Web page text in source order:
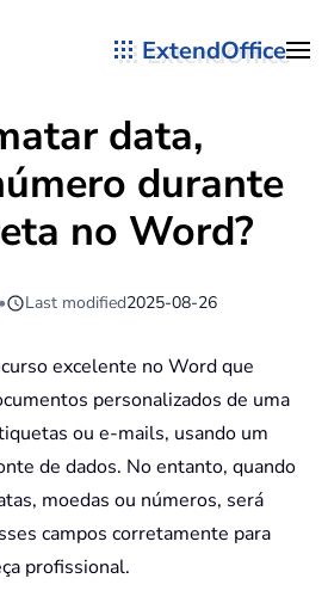
ExtendOffice
data,
durante
no Word?
• Last modified2025-08-26
excelente no Word que
personalizados de uma
ou e-mails, usando um
de dados. No entanto, quando
moedas ou números, será
campos corretamente para
profissional.